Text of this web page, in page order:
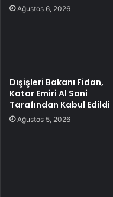
Ağustos 6, 2026
Dışişleri Bakanı Fidan,
Katar Emiri Al Sani
Tarafından Kabul Edildi
Ağustos 5, 2026